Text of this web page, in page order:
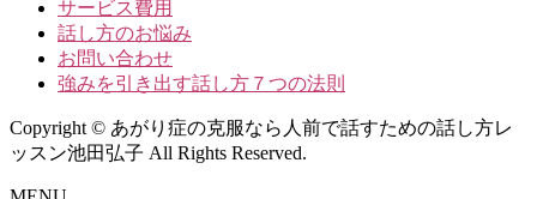
サービス費用
話し方のお悩み
お問い合わせ
強みを引き出す話し方７つの法則
Copyright © あがり症の克服なら人前で話すための話し方レ
ッスン池田弘子 All Rights Reserved.